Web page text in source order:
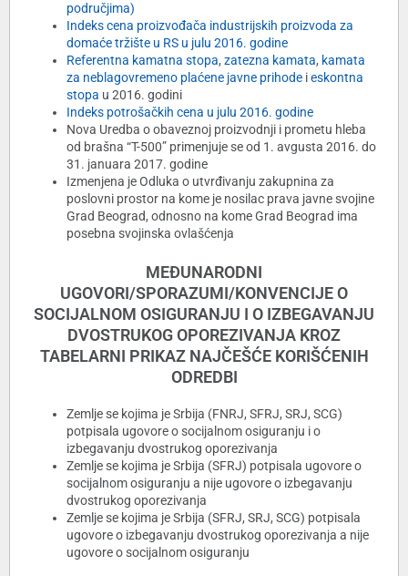
područjima)
Indeks cena proizvođača industrijskih proizvoda za
domaće tržište u RS u julu 2016. godine
Referentna kamatna stopa, zatezna kamata, kamata
za neblagovremeno plaćene javne prihode ieskontna
stopa u 2016. godini
Indeks potrošačkih cena u julu 2016. godine
Nova Uredba o obaveznoj proizvodnji i prometu hleba
od brašna “T-500” primenjuje se od 1. avgusta 2016. do
31. januara 2017. godine
Izmenjena je Odluka o utvrđivanju zakupnina za
poslovni prostor na kome je nosilac prava javne svojine
Grad Beograd, odnosno na kome Grad Beograd ima
posebna svojinska ovlašćenja
MEĐUNARODNI
UGOVORI/SPORAZUMI/KONVENCIJE O
SOCIJALNOM OSIGURANJU I O IZBEGAVANJU
DVOSTRUKOG OPOREZIVANJA KROZ
TABELARNI PRIKAZ NAJČEŠĆE KORIŠĆENIH
ODREDBI
Zemlje se kojima je Srbija (FNRJ, SFRJ, SRJ, SCG)
potpisala ugovore o socijalnom osiguranju i o
izbegavanju dvostrukog oporezivanja
Zemlje se kojima je Srbija (SFRJ) potpisala ugovore o
socijalnom osiguranju a nije ugovore o izbegavanju
dvostrukog oporezivanja
Zemlje se kojima je Srbija (SFRJ, SRJ, SCG) potpisala
ugovore o izbegavanju dvostrukog oporezivanja a nije
ugovore o socijalnom osiguranju